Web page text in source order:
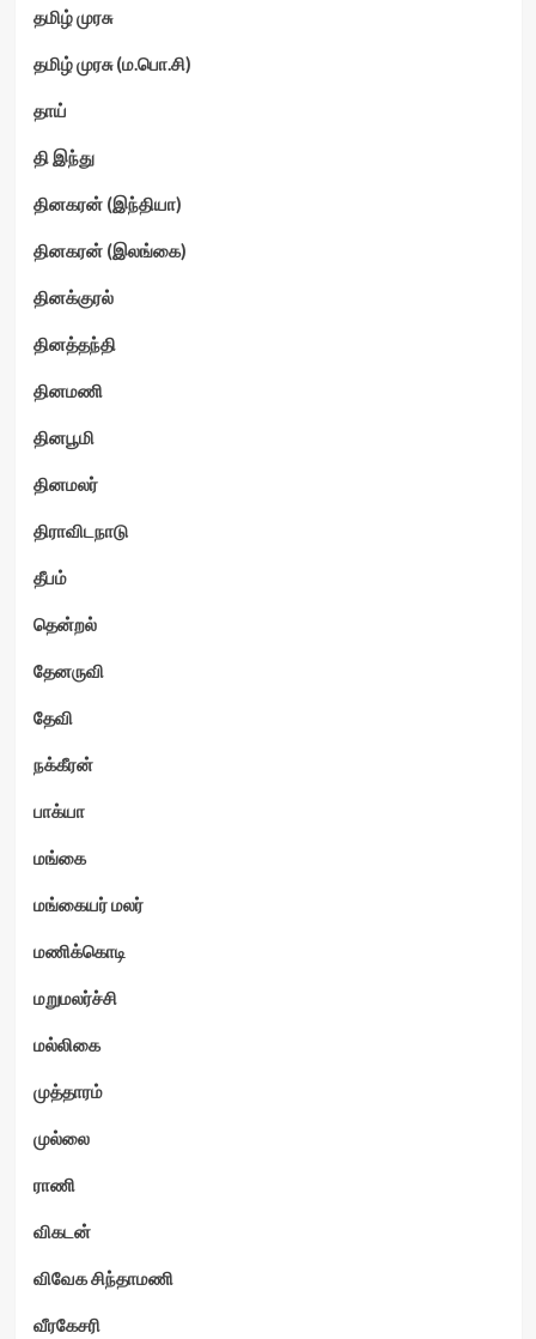
தமிழ் முரசு
தமிழ் முரசு (ம.பொ.சி)
தாய்
தி இந்து
தினகரன் (இந்தியா)
தினகரன் (இலங்கை)
தினக்குரல்
தினத்தந்தி
தினமணி
தினபூமி
தினமலர்
திராவிடநாடு
தீபம்
தென்றல்
தேனருவி
தேவி
நக்கீரன்
பாக்யா
மங்கை
மங்கையர் மலர்
மணிக்கொடி
மறுமலர்ச்சி
மல்லிகை
முத்தாரம்
முல்லை
ராணி
விகடன்
விவேக சிந்தாமணி
வீரகேசரி